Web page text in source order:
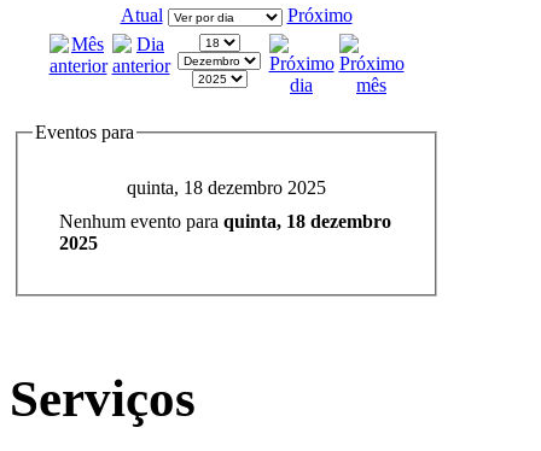
Atual Próximo
Eventos para
quinta, 18 dezembro 2025
Nenhum evento para quinta, 18 dezembro
2025
Serviços